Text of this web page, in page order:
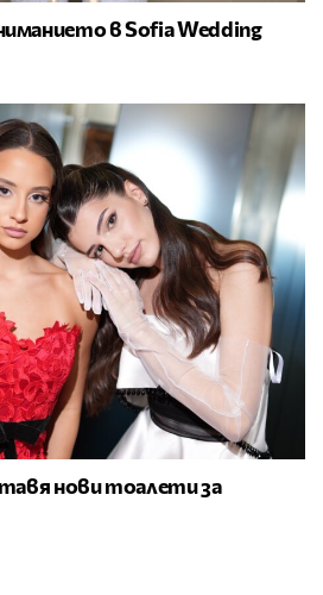
в Sofia Wedding
нови тоалети за